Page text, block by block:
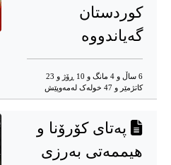
کوردستان
گەیاندووە
6 ساڵ و 4 مانگ و 10 ڕۆژ و 23
کاتژمێر و 47 خوله‌ک له‌مه‌وپێش‌
پەتای کۆرۆنا و
هیممەتی بەرزی